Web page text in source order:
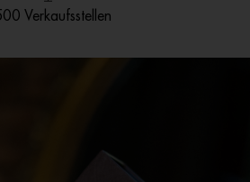
Verkaufsstellen
Design
nach Deutschland
Kundendienst